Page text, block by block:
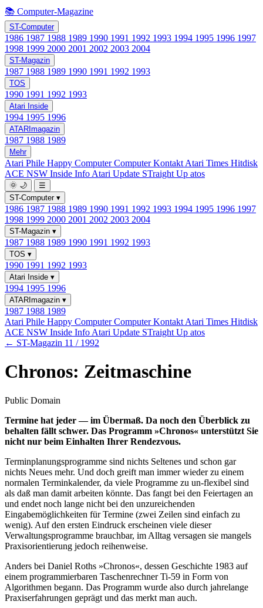
📚 Computer-Magazine
ST-Computer
1986 1987 1988 1989 1990 1991 1992 1993 1994 1995 1996 1997
1998 1999 2000 2001 2002 2003 2004
ST-Magazin
1987 1988 1989 1990 1991 1992 1993
TOS
1990 1991 1992 1993
Atari Inside
1994 1995 1996
ATARImagazin
1987 1988 1989
Mehr
Atari Phile Happy ComputerComputer Kontakt Atari Times Hitdisk
ACE NSW Inside Info Atari Update STraight Up atos
🌞 🌙
☰
ST-Computer ▾
1986 1987 1988 1989 1990 1991 1992 1993 1994 1995 1996 1997
1998 1999 2000 2001 2002 2003 2004
ST-Magazin ▾
1987 1988 1989 1990 1991 1992 1993
TOS ▾
1990 1991 1992 1993
Atari Inside ▾
1994 1995 1996
ATARImagazin ▾
1987 1988 1989
Atari Phile Happy ComputerComputer Kontakt Atari Times Hitdisk
ACE NSW Inside Info Atari Update STraight Up atos
← ST-Magazin 11 / 1992
Chronos: Zeitmaschine
Public Domain
Termine hat jeder — im Übermaß. Da noch den Überblick zu
behalten fällt schwer. Das Programm »Chronos« unterstützt Sie
nicht nur beim Einhalten Ihrer Rendezvous.
Terminplanungsprogramme sind nichts Seltenes und schon gar
nichts Neues mehr. Und doch greift man immer wieder zu einem
normalen Terminkalender, da viele Programme zu un-flexibel sind
als daß man damit arbeiten könnte. Das fangt bei den Feiertagen an
und endet noch lange nicht bei den unzureichenden
Eingabemöglichkeiten für Termine (zwei Zeilen sind einfach zu
wenig). Auf den ersten Eindruck erscheinen viele dieser
Verwaltungsprogramme brauchbar, im Alltag versagen sie mangels
Praxisorientierung jedoch reihenweise.
Anders bei Daniel Roths »Chronos«, dessen Geschichte 1983 auf
einem programmierbaren Taschenrechner Ti-59 in Form von
Algorithmen begann. Das Programm wurde also durch jahrelange
Praxiserfahrungen geprägt und das merkt man auch.